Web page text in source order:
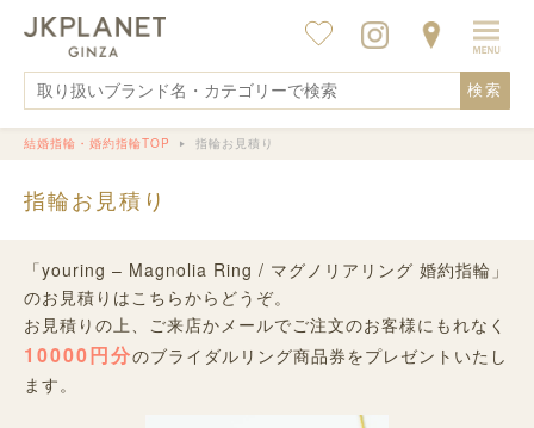
検索
結婚指輪・婚約指輪TOP 指輪お見積り
指輪お見積り
「youring – Magnolia Ring / マグノリアリング 婚約指輪」
のお見積りはこちらからどうぞ。
お見積りの上、ご来店かメールでご注文のお客様にもれなく
10000円分のブライダルリング商品券をプレゼントいたし
ます。